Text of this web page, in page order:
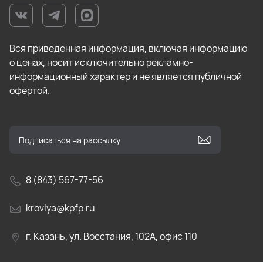
Вся приведенная информация, включая информацию
о ценах, носит исключительно рекламно-
информационный характер и не является публичной
офертой.
8 (843) 567-77-56
krovlya@kpfp.ru
г. Казань, ул. Восстания, 102А, офис 110